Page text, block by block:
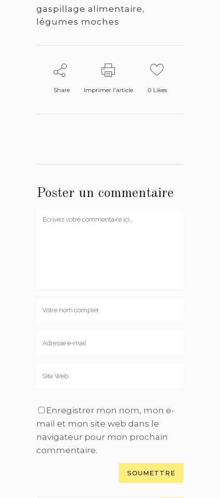
gaspillage alimentaire,
légumes moches
Share Imprimer l’article 0 Likes
Poster un commentaire
Enregistrer mon nom, mon e-
mail et mon site web dans le
navigateur pour mon prochain
commentaire.